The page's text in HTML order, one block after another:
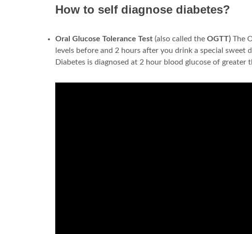
How to self diagnose diabetes?
Oral Glucose Tolerance Test (also called the OGTT) The
levels before and 2 hours after you drink a special
Diabetes is diagnosed at 2 hour blood glucose of greater